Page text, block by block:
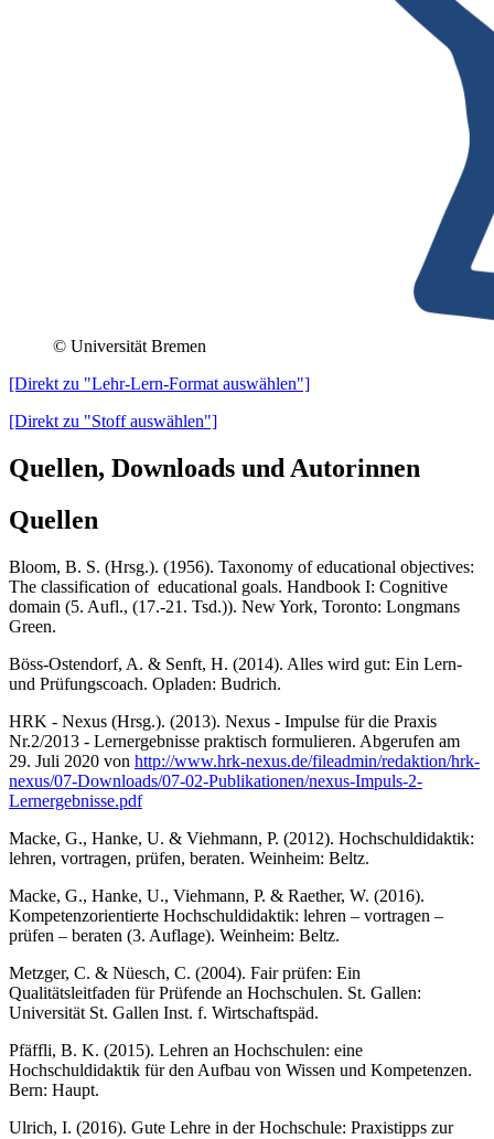
© Universität Bremen
[Direkt zu "Lehr-Lern-Format auswählen"]
[Direkt zu "Stoff auswählen"]
Quellen, Downloads und Autorinnen
Quellen
Bloom, B. S. (Hrsg.). (1956). Taxonomy of educational objectives:
The classification of educational goals. Handbook I: Cognitive
domain (5. Aufl., (17.-21. Tsd.)). New York, Toronto: Longmans
Green.
Böss-Ostendorf, A. & Senft, H. (2014). Alles wird gut: Ein Lern-
und Prüfungscoach. Opladen: Budrich.
HRK - Nexus (Hrsg.). (2013). Nexus - Impulse für die Praxis
Nr.2/2013 - Lernergebnisse praktisch formulieren. Abgerufen am
29. Juli 2020 von http://www.hrk-nexus.de/fileadmin/redaktion/hrk-
nexus/07-Downloads/07-02-Publikationen/nexus-Impuls-2-
Lernergebnisse.pdf
Macke, G., Hanke, U. & Viehmann, P. (2012). Hochschuldidaktik:
lehren, vortragen, prüfen, beraten. Weinheim: Beltz.
Macke, G., Hanke, U., Viehmann, P. & Raether, W. (2016).
Kompetenzorientierte Hochschuldidaktik: lehren – vortragen –
prüfen – beraten (3. Auflage). Weinheim: Beltz.
Metzger, C. & Nüesch, C. (2004). Fair prüfen: Ein
Qualitätsleitfaden für Prüfende an Hochschulen. St. Gallen:
Universität St. Gallen Inst. f. Wirtschaftspäd.
Pfäffli, B. K. (2015). Lehren an Hochschulen: eine
Hochschuldidaktik für den Aufbau von Wissen und Kompetenzen.
Bern: Haupt.
Ulrich, I. (2016). Gute Lehre in der Hochschule: Praxistipps zur